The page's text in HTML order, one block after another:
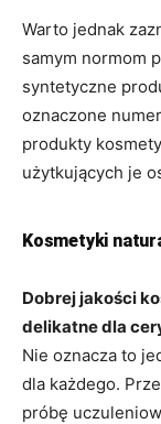
Warto jednak
samym normom
syntetyczne
oznaczone
produkty
użytkujących je
Kosmetyki
Dobrej jakości
delikatne dla
Nie oznacza to
dla każdego.
próbę